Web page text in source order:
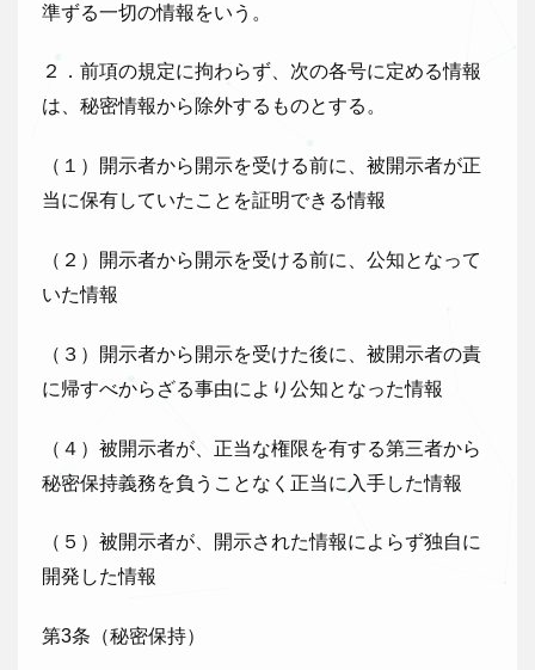
準ずる一切の情報をいう。
２．前項の規定に拘わらず、次の各号に定める情報
は、秘密情報から除外するものとする。
（１）開示者から開示を受ける前に、被開示者が正
当に保有していたことを証明できる情報
（２）開示者から開示を受ける前に、公知となって
いた情報
（３）開示者から開示を受けた後に、被開示者の責
に帰すべからざる事由により公知となった情報
（４）被開示者が、正当な権限を有する第三者から
秘密保持義務を負うことなく正当に入手した情報
（５）被開示者が、開示された情報によらず独自に
開発した情報
第3条（秘密保持）